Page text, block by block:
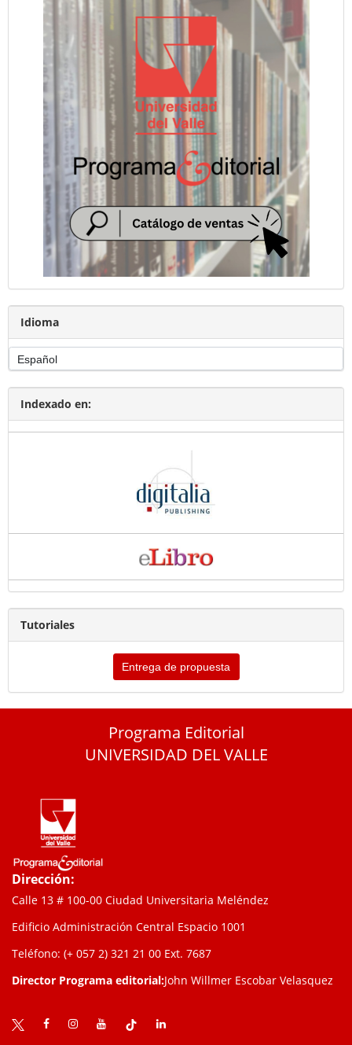
Idioma
Indexado en:
Tutoriales
Entrega de propuesta
Programa Editorial
UNIVERSIDAD DEL VALLE
Dirección:
Calle 13 # 100-00 Ciudad Universitaria Meléndez
Edificio Administración Central Espacio 1001
Teléfono: (+ 057 2) 321 21 00 Ext. 7687
Director Programa editorial:John Willmer Escobar Velasquez